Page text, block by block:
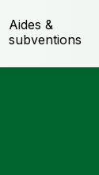
Aides &
subventions